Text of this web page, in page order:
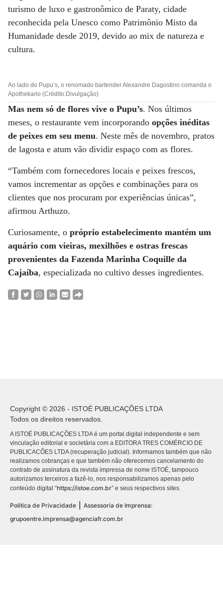
turismo de luxo e gastronômico de Paraty, cidade
reconhecida pela Unesco como Patrimônio Misto da
Humanidade desde 2019, devido ao mix de natureza e
cultura.
Ao lado do Pupu’s, o renomado bartender Alexandre Dagostino comanda o
Apothekario (Crédito:Divulgação)
Mas nem só de flores vive o Pupu’s. Nos últimos
meses, o restaurante vem incorporando opções inéditas
de peixes em seu menu. Neste mês de novembro, pratos
de lagosta e atum vão dividir espaço com as flores.
“Também com fornecedores locais e peixes frescos,
vamos incrementar as opções e combinações para os
clientes que nos procuram por experiências únicas”,
afirmou Arthuzo.
Curiosamente, o próprio estabelecimento mantém um
aquário com vieiras, mexilhões e ostras frescas
provenientes da Fazenda Marinha Coquille da
Cajaíba, especializada no cultivo desses ingredientes.
Copyright © 2026 - ISTOÉ PUBLICAÇÕES LTDA
Todos os direitos reservados.
A ISTOÉ PUBLICAÇÕES LTDA é um portal digital independente e sem
vinculação editorial e societária com a EDITORA TRES COMÉRCIO DE
PUBLICACÕES LTDA (recuperação judicial). Informamos também que não
realizamos cobranças e que também não oferecemos cancelamento do
contrato de assinatura da revista impressa de nome ISTOÉ, tampouco
autorizamos terceiros a fazê-lo, nos responsabilizamos apenas pelo
conteúdo digital “https://istoe.com.br” e seus respectivos sites.
Política de Privacidade
Assessoria de Imprensa:
grupoentre.imprensa@agenciafr.com.br